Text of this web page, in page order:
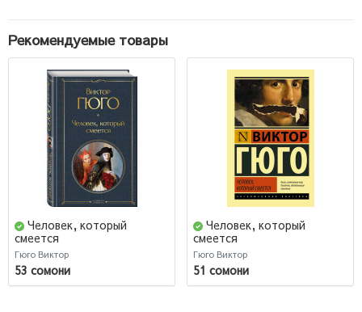
Рекомендуемые товары
Человек, который
смеется
Гюго Виктор
53 сомони
Человек, который
смеется
Гюго Виктор
51 сомони